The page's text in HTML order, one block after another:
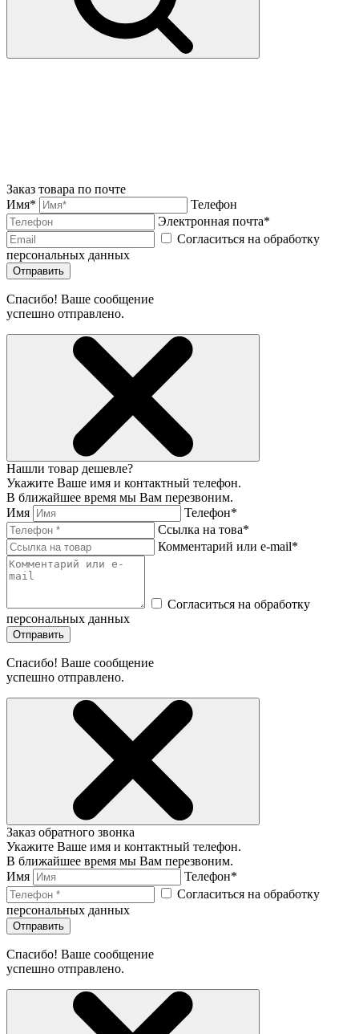
Заказ товара по почте
Имя*
Телефон
Электронная почта*
Согласиться на обработку
персональных данных
Отправить
Спасибо! Ваше сообщение
успешно отправлено.
Нашли товар дешевле?
Укажите Ваше имя и контактный телефон.
В ближайшее время мы Вам перезвоним.
Имя
Телефон*
Ссылка на това*
Комментарий или e-mail*
Согласиться на обработку
персональных данных
Отправить
Спасибо! Ваше сообщение
успешно отправлено.
Заказ обратного звонка
Укажите Ваше имя и контактный телефон.
В ближайшее время мы Вам перезвоним.
Имя
Телефон*
Согласиться на обработку
персональных данных
Отправить
Спасибо! Ваше сообщение
успешно отправлено.